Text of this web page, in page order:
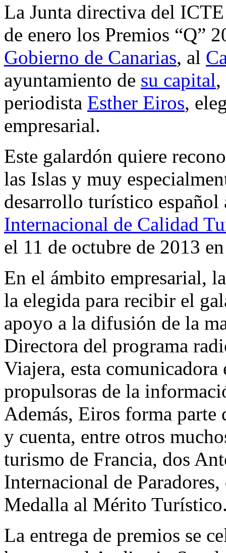
La Junta directiva del
de enero los Premios “Q”
Gobierno de Canarias, al
ayuntamiento de su capital,
periodista Esther Eiros,
empresarial.
Este galardón quiere
las Islas y muy
desarrollo turístico
Internacional de Calidad
el 11 de octubre de 2013
En el ámbito empresarial,
la elegida para recibir el
apoyo a la difusión de la
Directora del programa
Viajera, esta comunicadora
propulsoras de la
Además, Eiros forma parte
y cuenta, entre otros
turismo de Francia, dos
Internacional de
Medalla al Mérito
La entrega de premios se